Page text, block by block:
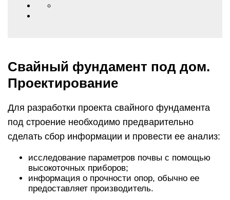
Свайный фундамент под дом.
Проектирование
Для разработки проекта свайного фундамента
под строение необходимо предварительно
сделать сбор информации и провести ее анализ:
исследование параметров почвы с помощью
высокоточных приборов;
информация о прочности опор, обычно ее
предоставляет производитель.